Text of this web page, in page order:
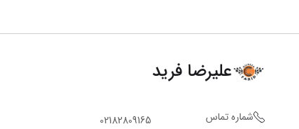
علیرضا فرید
شماره تماس 02182809165